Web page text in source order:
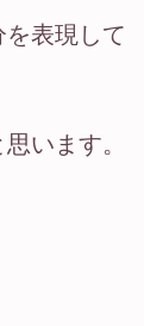
表現して
います。